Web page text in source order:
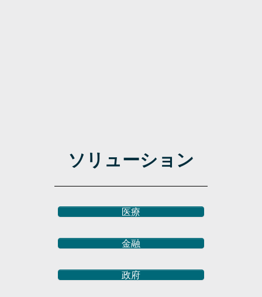
ソリューション
医療
金融
政府